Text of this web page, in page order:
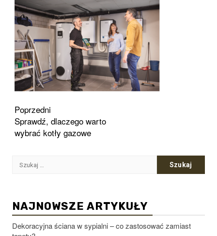
Zobacz
wpisy
Poprzedni
Sprawdź, dlaczego warto
wybrać kotły gazowe
Szukaj:
NAJNOWSZE ARTYKUŁY
Dekoracyjna ściana w sypialni – co zastosować zamiast